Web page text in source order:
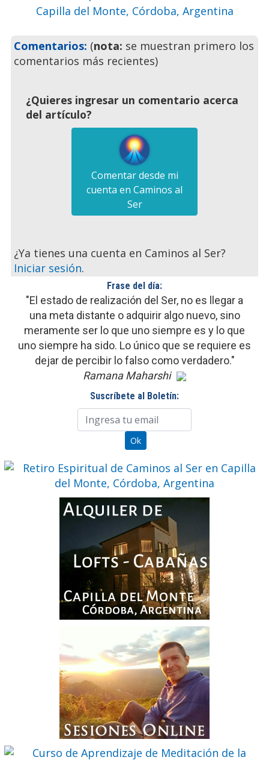
Previo
Comentarios: (nota: se muestran primero los
comentarios más recientes)
¿Quieres ingresar un comentario acerca
del artículo?
Comentar desde mi
cuenta en Caminos al
Ser
¿Ya tienes una cuenta en Caminos al Ser?
Iniciar sesión.
Frase del día:
"El estado de realización del Ser, no es llegar a
una meta distante o adquirir algo nuevo, sino
meramente ser lo que uno siempre es y lo que
uno siempre ha sido. Lo único que se requiere es
dejar de percibir lo falso como verdadero."
Ramana Maharshi
Suscríbete al Boletín: